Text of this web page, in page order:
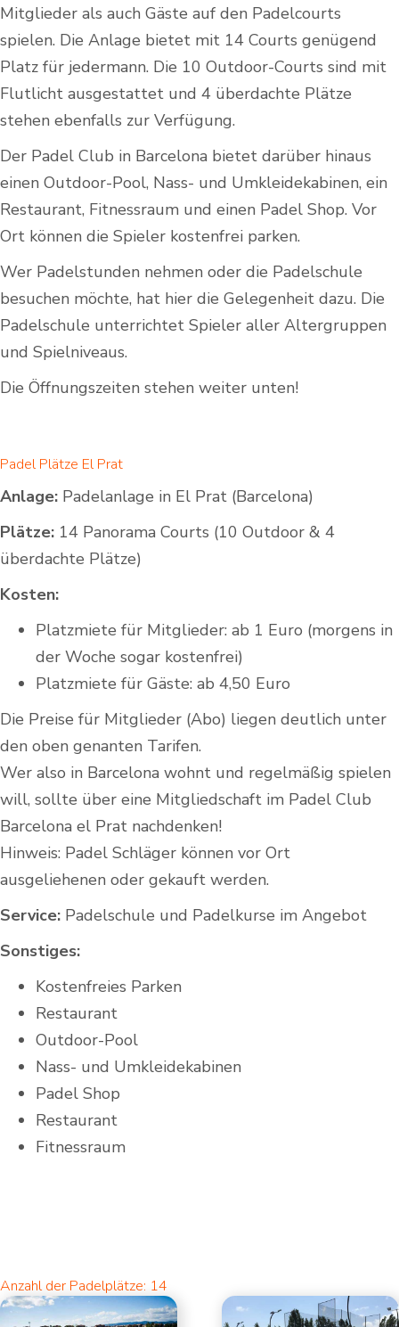
Mitglieder als auch Gäste auf den Padelcourts
spielen. Die Anlage bietet mit 14 Courts genügend
Platz für jedermann. Die 10 Outdoor-Courts sind mit
Flutlicht ausgestattet und 4 überdachte Plätze
stehen ebenfalls zur Verfügung.
Der Padel Club in Barcelona bietet darüber hinaus
einen Outdoor-Pool, Nass- und Umkleidekabinen, ein
Restaurant, Fitnessraum und einen Padel Shop. Vor
Ort können die Spieler kostenfrei parken.
Wer Padelstunden nehmen oder die Padelschule
besuchen möchte, hat hier die Gelegenheit dazu. Die
Padelschule unterrichtet Spieler aller Altergruppen
und Spielniveaus.
Die Öffnungszeiten stehen weiter unten!
Padel Plätze El Prat
Anlage: Padelanlage in El Prat (Barcelona)
Plätze: 14 Panorama Courts (10 Outdoor & 4
überdachte Plätze)
Kosten:
Platzmiete für Mitglieder: ab 1 Euro (morgens in
der Woche sogar kostenfrei)
Platzmiete für Gäste: ab 4,50 Euro
Die Preise für Mitglieder (Abo) liegen deutlich unter
den oben genanten Tarifen.
Wer also in Barcelona wohnt und regelmäßig spielen
will, sollte über eine Mitgliedschaft im Padel Club
Barcelona el Prat nachdenken!
Hinweis: Padel Schläger können vor Ort
ausgeliehenen oder gekauft werden.
Service: Padelschule und Padelkurse im Angebot
Sonstiges:
Kostenfreies Parken
Restaurant
Outdoor-Pool
Nass- und Umkleidekabinen
Padel Shop
Restaurant
Fitnessraum
Anzahl der Padelplätze: 14